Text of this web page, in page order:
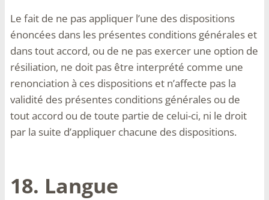
Le fait de ne pas appliquer l’une des dispositions
énoncées dans les présentes conditions générales et
dans tout accord, ou de ne pas exercer une option de
résiliation, ne doit pas être interprété comme une
renonciation à ces dispositions et n’affecte pas la
validité des présentes conditions générales ou de
tout accord ou de toute partie de celui-ci, ni le droit
par la suite d’appliquer chacune des dispositions.
18. Langue